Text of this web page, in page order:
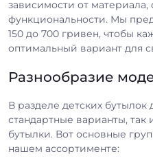
зависимости от материала,
функциональности. Мы
150 до 700 гривен, чтобы
оптимальный вариант для
Разнообразие
В разделе детских
стандартные варианты,
бутылки. Вот основные
нашем ассортименте: